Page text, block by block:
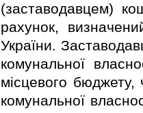
(заставодавцем)
рахунок,
України.
комунальної
мiсцевого бюджету,
комунальної